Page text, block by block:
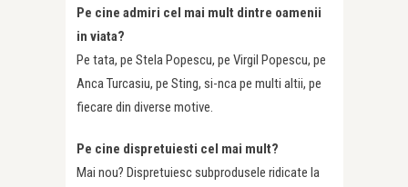
Pe cine admiri cel mai mult dintre oamenii
in viata?
Pe tata, pe Stela Popescu, pe Virgil Popescu, pe
Anca Turcasiu, pe Sting, si-nca pe multi altii, pe
fiecare din diverse motive.
Pe cine dispretuiesti cel mai mult?
Mai nou? Dispretuiesc subprodusele ridicate la